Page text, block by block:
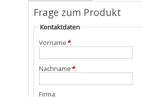
Frage zum Produkt
Kontaktdaten
Vorname*:
Nachname*:
Firma: